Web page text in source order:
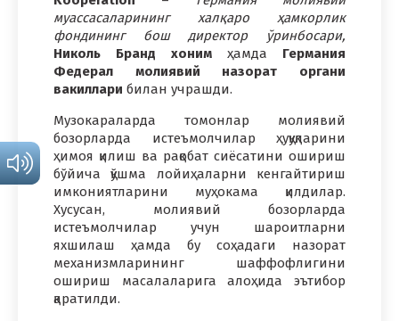
муассасаларининг халқаро ҳамкорлик
фондининг бош директор ўринбосари,
Николь Бранд хоним ҳамда Германия
Федерал молиявий назорат органи
вакиллари билан учрашди.
Музокараларда томонлар молиявий
бозорларда истеъмолчилар ҳуқуқларини
ҳимоя қилиш ва рақобат сиёсатини ошириш
бўйича қўшма лойиҳаларни кенгайтириш
имкониятларини муҳокама қилдилар.
Хусусан, молиявий бозорларда
истеъмолчилар учун шароитларни
яхшилаш ҳамда бу соҳадаги назорат
механизмларининг шаффофлигини
ошириш масалаларига алоҳида эътибор
қаратилди.